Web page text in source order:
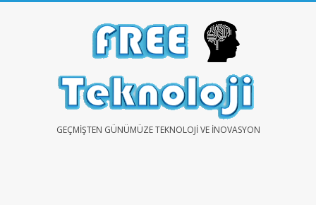
FREEGEÇMIŞTEN GÜNÜMÜZE TEKNOLOJI VE İNOVASYON